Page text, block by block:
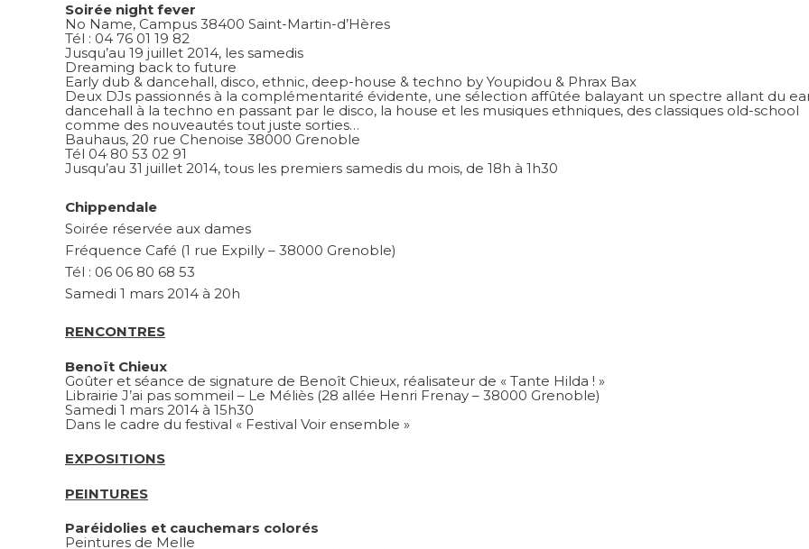
Soirée night fever
No Name, Campus 38400 Saint-Martin-d’Hères
Tél : 04 76 01 19 82
Jusqu’au 19 juillet 2014, les samedis
Dreaming back to future
Early dub & dancehall, disco, ethnic, deep-house & techno by Youpidou & Phrax Bax
Deux DJs passionnés à la complémentarité évidente, une sélection affûtée balayant un spectre allant du
dancehall à la techno en passant par le disco, la house et les musiques ethniques, des classiques old-school
comme des nouveautés tout juste sorties…
Bauhaus, 20 rue Chenoise 38000 Grenoble
Tél 04 80 53 02 91
Jusqu’au 31 juillet 2014, tous les premiers samedis du mois, de 18h à 1h30
Chippendale
Soirée réservée aux dames
Fréquence Café (1 rue Expilly – 38000 Grenoble)
Tél : 06 06 80 68 53
Samedi 1 mars 2014 à 20h
RENCONTRES
Benoït Chieux
Goûter et séance de signature de Benoît Chieux, réalisateur de « Tante Hilda ! »
Librairie J’ai pas sommeil – Le Méliès (28 allée Henri Frenay – 38000 Grenoble)
Samedi 1 mars 2014 à 15h30
Dans le cadre du festival « Festival Voir ensemble »
EXPOSITIONS
PEINTURES
Paréidolies et cauchemars colorés
Peintures de Melle